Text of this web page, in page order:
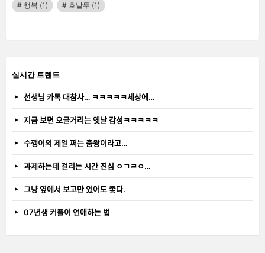
행복 (1) 호날두 (1)
실시간 트렌드
선생님 카톡 대참사… ㅋㅋㅋㅋㅋ세상에…
지금 보면 오글거리는 옛날 감성ㅋㅋㅋㅋㅋ
수깽이의 제일 쩌는 춤왕이라고…
과제하는데 걸리는 시간 진심 ㅇㄱㄹㅇ…
그냥 옆에서 보고만 있어도 좋다.
07년생 커플이 연애하는 법